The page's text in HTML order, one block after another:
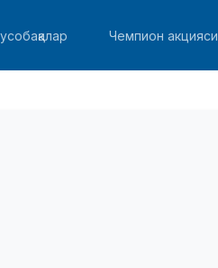
Чемпион акцияси